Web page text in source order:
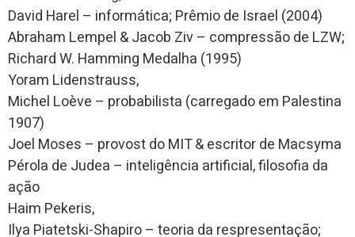
David Harel – informática; Prêmio de Israel (2004)
Abraham Lempel & Jacob Ziv – compressão de LZW;
Richard W. Hamming Medalha (1995)
Yoram Lidenstrauss,
Michel Loève – probabilista (carregado em Palestina
1907)
Joel Moses – provost do MIT & escritor de Macsyma
Pérola de Judea – inteligência artificial, filosofia da
ação
Haim Pekeris,
Ilya Piatetski-Shapiro – teoria da respresentação;